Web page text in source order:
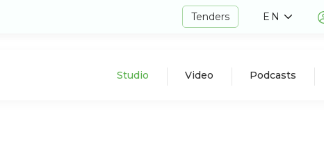
Tenders EN
Studio Video Podcasts